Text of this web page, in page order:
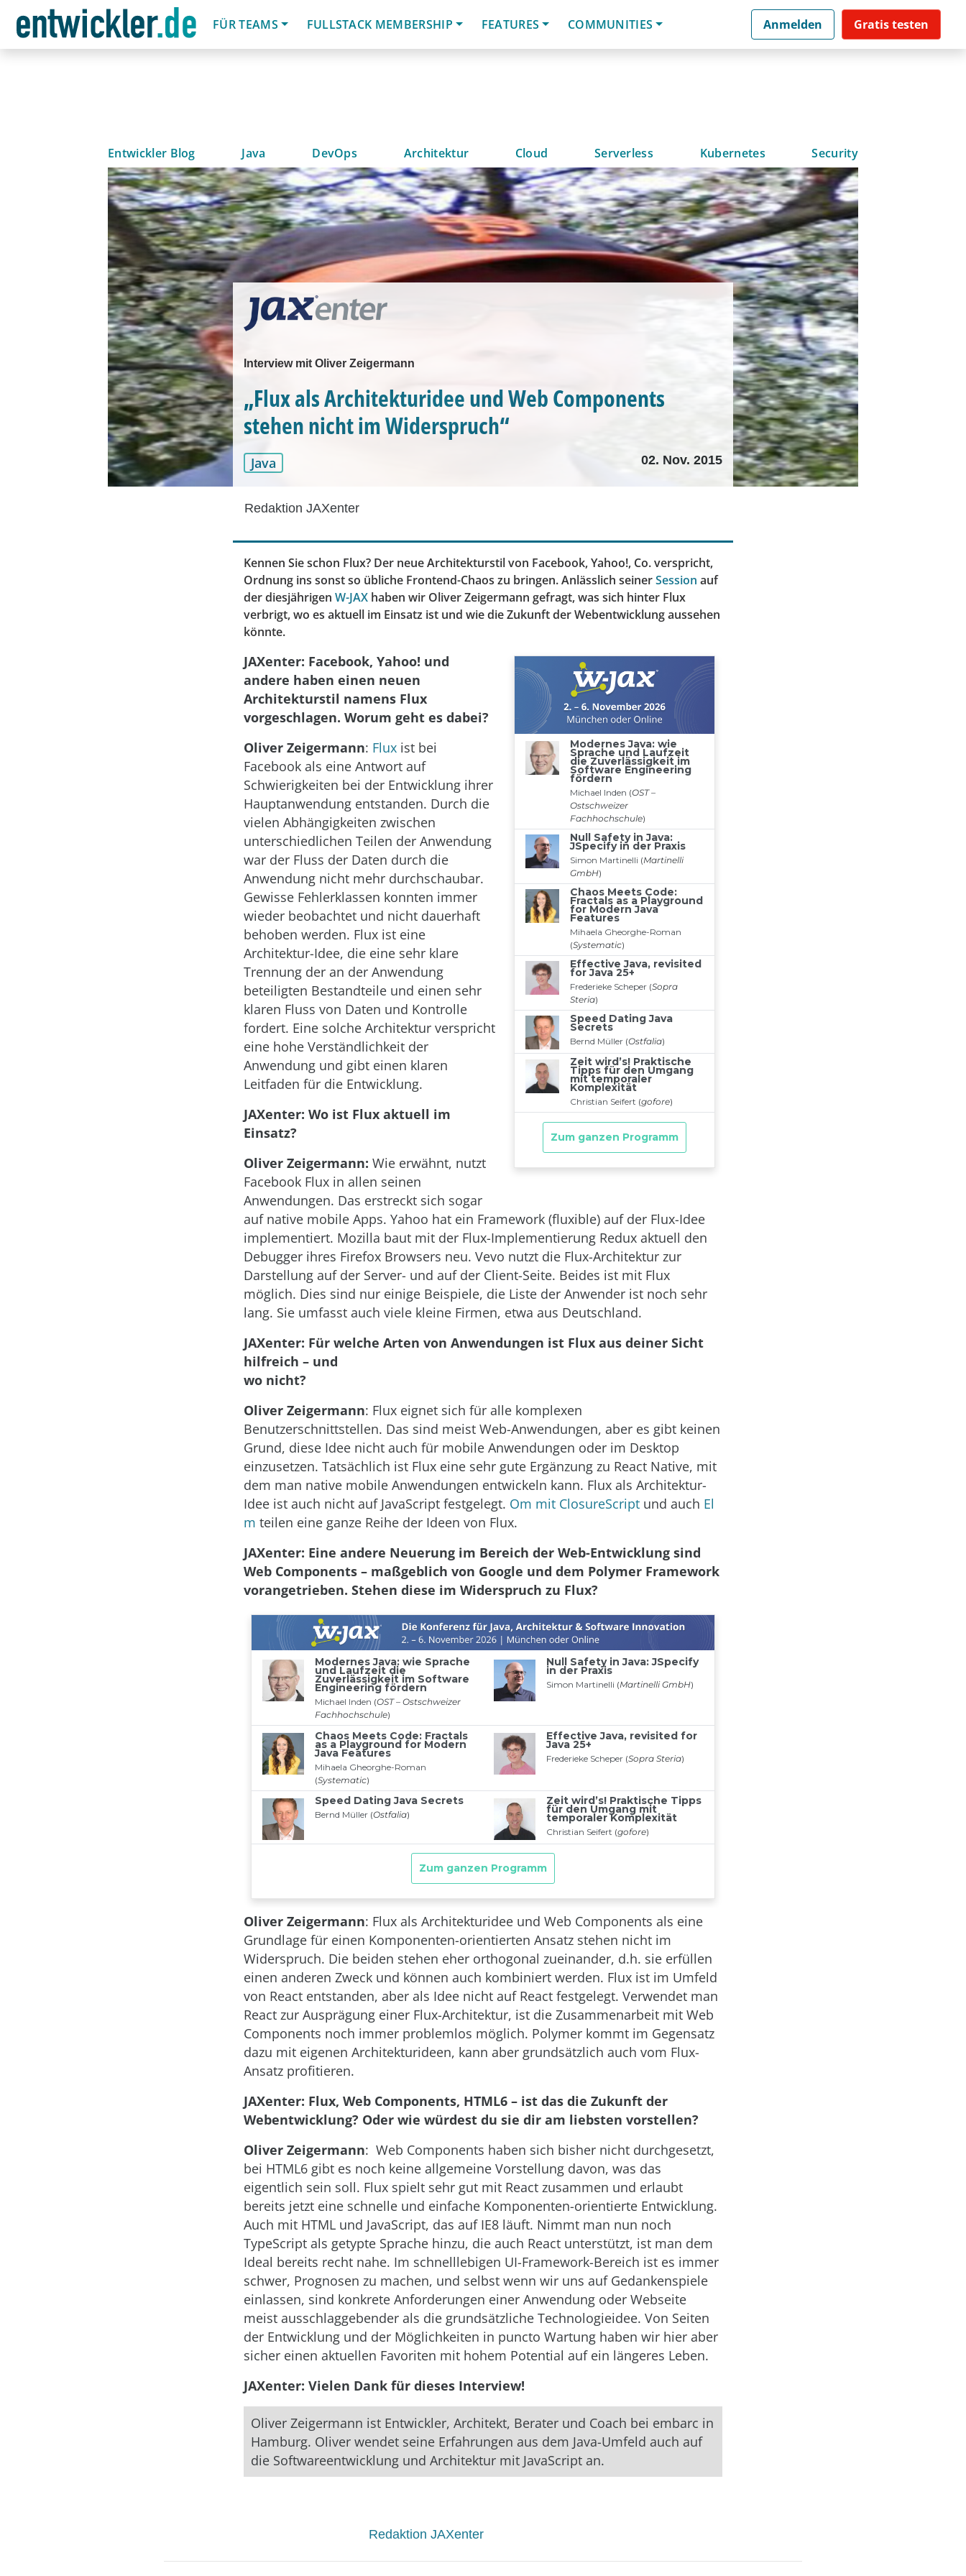
FÜR TEAMS
FULLSTACK MEMBERSHIP FEATURES COMMUNITIES Anmelden Gratis testen
Entwickler Blog Java DevOps Architektur Cloud Serverless Kubernetes Security
Interview mit Oliver Zeigermann
„Flux als Architekturidee und Web Components
stehen nicht im Widerspruch“
Java 02. Nov. 2015
Redaktion JAXenter
Kennen Sie schon Flux? Der neue Architekturstil von Facebook, Yahoo!, Co. verspricht,
Ordnung ins sonst so übliche Frontend-Chaos zu bringen. Anlässlich seinerSession auf
der diesjährigen W-JAX haben wir Oliver Zeigermann gefragt, was sich hinter Flux
verbrigt, wo es aktuell im Einsatz ist und wie die Zukunft der Webentwicklung aussehen
könnte.
JAXenter: Facebook, Yahoo! und
andere haben einen neuen
Architekturstil namens Flux
vorgeschlagen. Worum geht es dabei?
Oliver Zeigermann: Flux ist bei
Facebook als eine Antwort auf
Schwierigkeiten bei der Entwicklung ihrer
Hauptanwendung entstanden. Durch die
vielen Abhängigkeiten zwischen
unterschiedlichen Teilen der Anwendung
war der Fluss der Daten durch die
Anwendung nicht mehr durchschaubar.
Gewisse Fehlerklassen konnten immer
wieder beobachtet und nicht dauerhaft
behoben werden. Flux ist eine
Architektur-Idee, die eine sehr klare
Trennung der an der Anwendung
beteiligten Bestandteile und einen sehr
klaren Fluss von Daten und Kontrolle
fordert. Eine solche Architektur verspricht
eine hohe Verständlichkeit der
Anwendung und gibt einen klaren
Leitfaden für die Entwicklung.
JAXenter: Wo ist Flux aktuell im
Einsatz?
Oliver Zeigermann: Wie erwähnt, nutzt
Facebook Flux in allen seinen
Anwendungen. Das erstreckt sich sogar
auf native mobile Apps. Yahoo hat ein Framework (fluxible) auf der Flux-Idee
implementiert. Mozilla baut mit der Flux-Implementierung Redux aktuell den
Debugger ihres Firefox Browsers neu. Vevo nutzt die Flux-Architektur zur
Darstellung auf der Server- und auf der Client-Seite. Beides ist mit Flux
möglich. Dies sind nur einige Beispiele, die Liste der Anwender ist noch sehr
lang. Sie umfasst auch viele kleine Firmen, etwa aus Deutschland.
JAXenter: Für welche Arten von Anwendungen ist Flux aus deiner Sicht
hilfreich – und
wo nicht?
Oliver Zeigermann: Flux eignet sich für alle komplexen
Benutzerschnittstellen. Das sind meist Web-Anwendungen, aber es gibt keinen
Grund, diese Idee nicht auch für mobile Anwendungen oder im Desktop
einzusetzen. Tatsächlich ist Flux eine sehr gute Ergänzung zu React Native, mit
dem man native mobile Anwendungen entwickeln kann. Flux als Architektur-
Idee ist auch nicht auf JavaScript festgelegt. Om mit ClosureScript und auch El
m teilen eine ganze Reihe der Ideen von Flux.
JAXenter: Eine andere Neuerung im Bereich der Web-Entwicklung sind
Web Components – maßgeblich von Google und dem Polymer Framework
vorangetrieben. Stehen diese im Widerspruch zu Flux?
Oliver Zeigermann: Flux als Architekturidee und Web Components als eine
Grundlage für einen Komponenten-orientierten Ansatz stehen nicht im
Widerspruch. Die beiden stehen eher orthogonal zueinander, d.h. sie erfüllen
einen anderen Zweck und können auch kombiniert werden. Flux ist im Umfeld
von React entstanden, aber als Idee nicht auf React festgelegt. Verwendet man
React zur Ausprägung einer Flux-Architektur, ist die Zusammenarbeit mit Web
Components noch immer problemlos möglich. Polymer kommt im Gegensatz
dazu mit eigenen Architekturideen, kann aber grundsätzlich auch vom Flux-
Ansatz profitieren.
JAXenter: Flux, Web Components, HTML6 – ist das die Zukunft der
Webentwicklung? Oder wie würdest du sie dir am liebsten vorstellen?
Oliver Zeigermann: Web Components haben sich bisher nicht durchgesetzt,
bei HTML6 gibt es noch keine allgemeine Vorstellung davon, was das
eigentlich sein soll. Flux spielt sehr gut mit React zusammen und erlaubt
bereits jetzt eine schnelle und einfache Komponenten-orientierte Entwicklung.
Auch mit HTML und JavaScript, das auf IE8 läuft. Nimmt man nun noch
TypeScript als getypte Sprache hinzu, die auch React unterstützt, ist man dem
Ideal bereits recht nahe. Im schnelllebigen UI-Framework-Bereich ist es immer
schwer, Prognosen zu machen, und selbst wenn wir uns auf Gedankenspiele
einlassen, sind konkrete Anforderungen einer Anwendung oder Webseite
meist ausschlaggebender als die grundsätzliche Technologieidee. Von Seiten
der Entwicklung und der Möglichkeiten in puncto Wartung haben wir hier aber
sicher einen aktuellen Favoriten mit hohem Potential auf ein längeres Leben.
JAXenter: Vielen Dank für dieses Interview!
Oliver Zeigermann ist Entwickler, Architekt, Berater und Coach bei embarc in
Hamburg. Oliver wendet seine Erfahrungen aus dem Java-Umfeld auch auf
die Softwareentwicklung und Architektur mit JavaScript an.
Redaktion JAXenter